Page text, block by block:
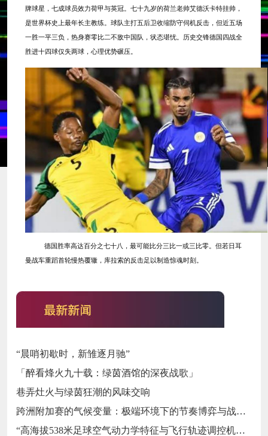
牌球星，七成球员效力荷甲与英冠。七十九岁的荷兰老帅艾德沃卡特挂帅，
是世界杯史上最年长主教练。球队主打五后卫收缩防守伺机反击，但近五场
一胜一平三负，热身赛零比二不敌中国队，状态堪忧。历史交锋德国四战全
胜进十四球仅失两球，心理优势碾压。
德国胜率高达百分之七十八，最可能比分三比一或三比零。但若日耳
曼战车重蹈首轮慢热覆辙，库拉索的反击足以制造惊魂时刻。
“晨哨初歇时，新雏逐月驰”
「醉看烽火九十载：绿茵酒馆的深夜战歌」
巷弄灶火与绿茵狂潮的风味交响
跨洲附加赛的气候变量：极端环境下的节奏博弈与战术自适应
“高海拔538米足球空气动力学特征与飞行轨迹调控机制——以2026世界杯BBVA球场为实证场景”